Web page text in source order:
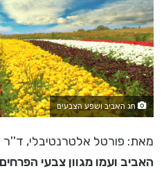
חג האביב ושפע הצבעים
מאת: פורטל אלטרנטיבלי, ד''ר
האביב ועמו מגוון צבעי